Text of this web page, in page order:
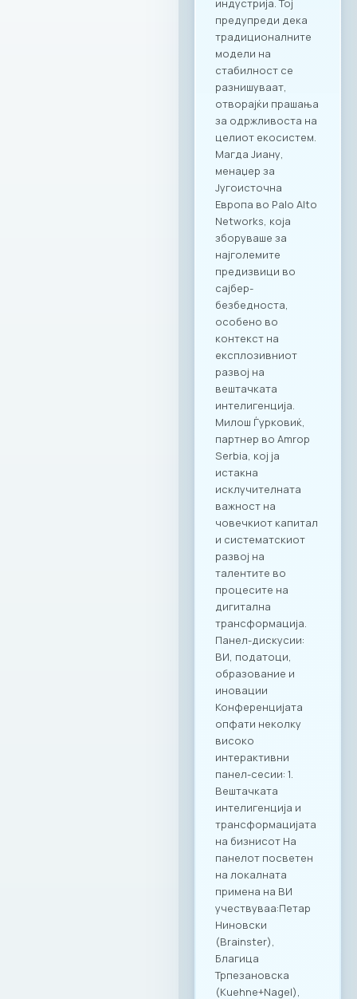
деловни ручеци и
настани; KINDER
PARK – идеално
место за семејни и
тимски дружења со
најмладите.
Ексклузивни
привилегии за
компаниите и
вработените
Заедницата на
МАСИТ добива
пристап до
ексклузивни
бенефити и
повластени услови
кои се внимателно
дизајнирани да
одговорат на
потребите на
современиот ИКТ
сектор. Оваа
програма ги
опфаќа сите
компании кои се
членки на МАСИТ и
вработените во
компаните. Поглед
кон иднината:
Креирање
додадена
вредност Настанот
„CONNECT & TASTE“
е само почеток на
низата активности
кои имаат за цел
да ја зајакнат ИКТ
заедницата преку
квалитетно
вмрежување.
Комбинацијата на
врвна
гастрономија и
деловна дискусија
се покажа како
вистински модел
за поттикнување
на дијалог и
иновации во
секторот. МАСИТ
продолжува
посветено да
гради мостови и да
создава вредност
за своите членки,
поставувајќи нови,
повисоки
стандарди за
корпоративна
култура и